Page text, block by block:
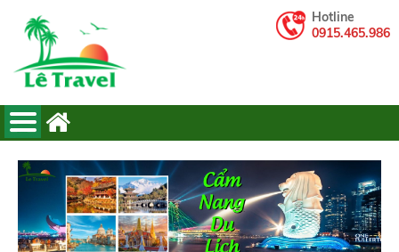
Hotline
0915.465.986